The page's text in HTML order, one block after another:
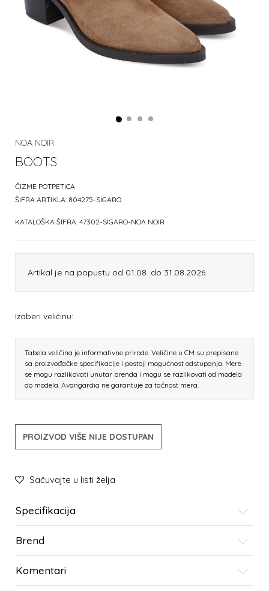
NOA NOIR
BOOTS
ČIZME POTPETICA
ŠIFRA ARTIKLA: 804275-SIGARO
KATALOŠKA ŠIFRA: 47302-SIGARO-NOA NOIR
Artikal je na popustu od 01.08. do 31.08.2026.
Izaberi veličinu:
Tabela veličina je informativne prirode. Veličine u CM su prepisane
sa proizvođačke specifikacije i postoji mogućnost odstupanja. Mere
se mogu razlikovati unutar brenda i mogu se razlikovati od modela
do modela. Avangardia ne garantuje za tačnost mera.
PROIZVOD VIŠE NIJE DOSTUPAN
Sačuvajte u listi želja
Specifikacija
Brend
Komentari